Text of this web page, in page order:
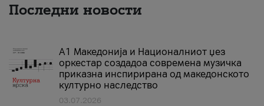
Последни новости
А1 Македонија и Националниот џез
оркестар создадоа современа музичка
приказна инспирирана од македонското
културно наследство
03.07.2026